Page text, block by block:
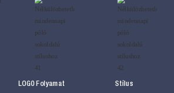
LOG0 Folyamat Stílus